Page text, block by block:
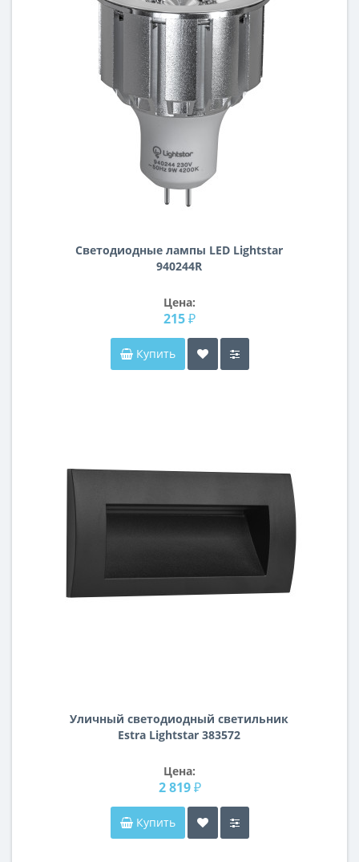
Светодиодные лампы LED Lightstar
940244R
Цена:
215 ₽
Купить
Уличный светодиодный cветильник
Estra Lightstar 383572
Цена:
2 819 ₽
Купить